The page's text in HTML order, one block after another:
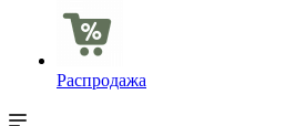
Распродажа